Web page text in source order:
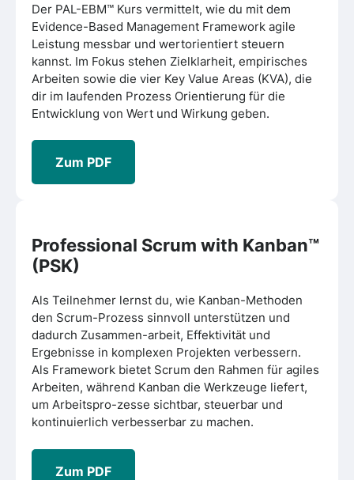
Der PAL-EBM™ Kurs vermittelt, wie du mit dem
Evidence-Based Management Framework agile
Leistung messbar und wertorientiert steuern
kannst. Im Fokus stehen Zielklarheit, empirisches
Arbeiten sowie die vier Key Value Areas (KVA), die
dir im laufenden Prozess Orientierung für die
Entwicklung von Wert und Wirkung geben.
Zum PDF
Professional Scrum with Kanban™
(PSK)
Als Teilnehmer lernst du, wie Kanban-Methoden
den Scrum-Prozess sinnvoll unterstützen und
dadurch Zusammen-arbeit, Effektivität und
Ergebnisse in komplexen Projekten verbessern.
Als Framework bietet Scrum den Rahmen für agiles
Arbeiten, während Kanban die Werkzeuge liefert,
um Arbeitspro-zesse sichtbar, steuerbar und
kontinuierlich verbesserbar zu machen.
Zum PDF